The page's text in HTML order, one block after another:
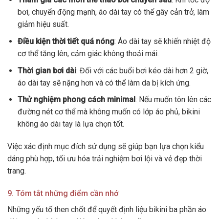
bơi, chuyển động mạnh, áo dài tay có thể gây cản trở, làm
giảm hiệu suất.
Điều kiện thời tiết quá nóng: Áo dài tay sẽ khiến nhiệt độ
cơ thể tăng lên, cảm giác không thoải mái.
Thời gian bơi dài: Đối với các buổi bơi kéo dài hơn 2 giờ,
áo dài tay sẽ nặng hơn và có thể làm da bị kích ứng.
Thử nghiệm phong cách minimal: Nếu muốn tôn lên các
đường nét cơ thể mà không muốn có lớp áo phủ, bikini
không áo dài tay là lựa chọn tốt.
Việc xác định mục đích sử dụng sẽ giúp bạn lựa chọn kiểu
dáng phù hợp, tối ưu hóa trải nghiệm bơi lội và vẻ đẹp thời
trang.
9. Tóm tắt những điểm cần nhớ
Những yếu tố then chốt để quyết định liệu bikini ba phần áo